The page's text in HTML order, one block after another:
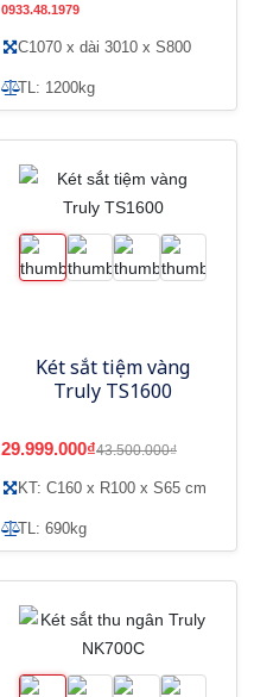
0933.48.1979
C1070 x dài 3010 x S800
TL: 1200kg
Két sắt tiệm vàng
Truly TS1600
29.999.000₫43.500.000₫
KT: C160 x R100 x S65 cm
TL: 690kg